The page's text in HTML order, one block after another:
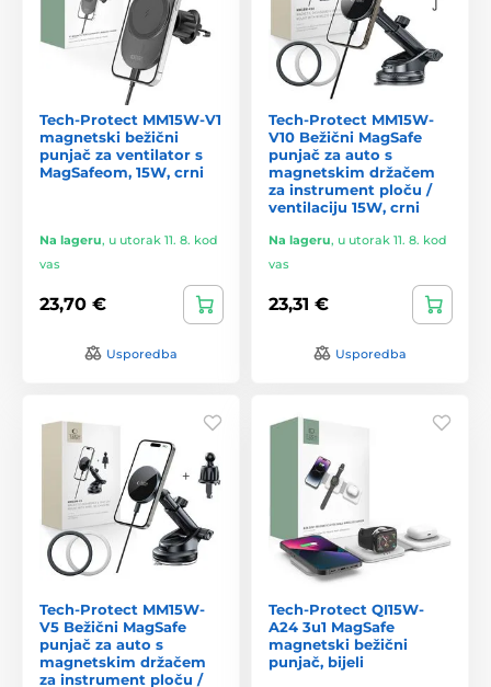
Tech-Protect MM15W-V1
magnetski bežični
punjač za ventilator s
MagSafeom, 15W, crni
Na lageru, u utorak 11. 8. kod
vas
23,70 €
Usporedba
Tech-Protect MM15W-
V10 Bežični MagSafe
punjač za auto s
magnetskim držačem
za instrument ploču /
ventilaciju 15W, crni
Na lageru, u utorak 11. 8. kod
vas
23,31 €
Usporedba
Tech-Protect MM15W-
V5 Bežični MagSafe
punjač za auto s
magnetskim držačem
za instrument ploču /
Tech-Protect QI15W-
A24 3u1 MagSafe
magnetski bežični
punjač, bijeli